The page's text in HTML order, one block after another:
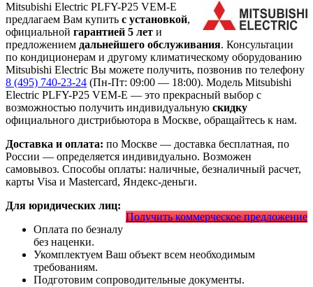
Mitsubishi Electric PLFY-P25 VEM-E
предлагаем Вам купить с установкой,
официальной гарантией 5 лет и
предложением дальнейшего обслуживания. Консультации
по кондиционерам и другому климатическому оборудованию
Mitsubishi Electric Вы можете получить, позвонив по телефону
8 (495) 740-23-24 (Пн-Пт: 09:00 — 18:00). Модель Mitsubishi
Electric PLFY-P25 VEM-E — это прекрасный выбор с
возможностью получить индивидуальную скидку
официального дистрибьютора в Москве, обращайтесь к нам.
Доставка и оплата: по Москве — доставка бесплатная, по
России — определяется индивидуально. Возможен
самовывоз. Способы оплаты: наличные, безналичный расчет,
карты Visa и Mastercard, Яндекс-деньги.
Получить коммерческое предложение
Для юридических лиц:
Оплата по безналу
без наценки.
Укомплектуем Ваш объект всем необходимым
требованиям.
Подготовим сопроводительные документы.